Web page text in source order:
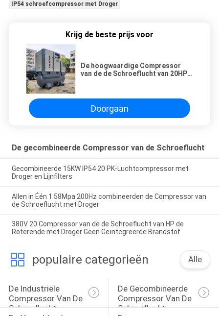
IP54 schroefcompressor met Droger
Krijg de beste prijs voor
De hoogwaardige Compressor
van de de Schroeflucht van 20HP
Doorgaan
De gecombineerde Compressor van de Schroeflucht
Gecombineerde 15KW IP54 20 PK-Luchtcompressor met
Droger en Lijnfilters
Allen in Één 1.58Mpa 200Hz combineerden de Compressor van
de Schroeflucht met Droger
380V 20 Compressor van de de Schroeflucht van HP de
Roterende met Droger Geen Geïntegreerde Brandstof
populaire categorieën Alle
De Industriële
Compressor Van De
Schroeflucht
De Gecombineerde
Compressor Van De
Schroeflucht